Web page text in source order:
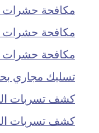
مكافحة حشرات
مكافحة حشرات
مكافحة حشرات
تسليك مجاري
كشف تسربات
كشف تسربات